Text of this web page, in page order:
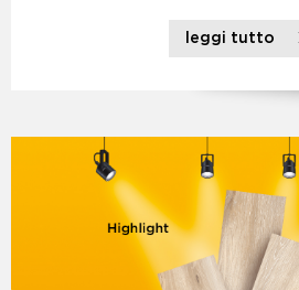
leggi tutto